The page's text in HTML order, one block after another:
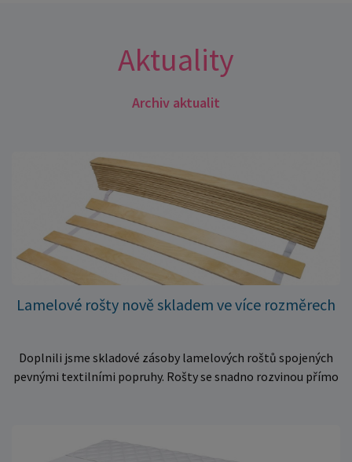
Aktuality
Archiv aktualit
Lamelové rošty nově skladem ve více rozměrech
Doplnili jsme skladové zásoby lamelových roštů spojených
pevnými textilními popruhy. Rošty se snadno rozvinou přímo
množství kusů, proto můžeme objednávky rychle expedovat.